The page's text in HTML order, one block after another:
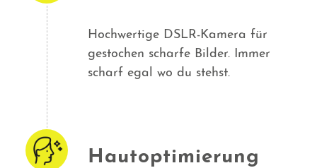
Hochwertige DSLR-Kamera für
gestochen scharfe Bilder. Immer
scharf egal wo du stehst.
Hautoptimierung